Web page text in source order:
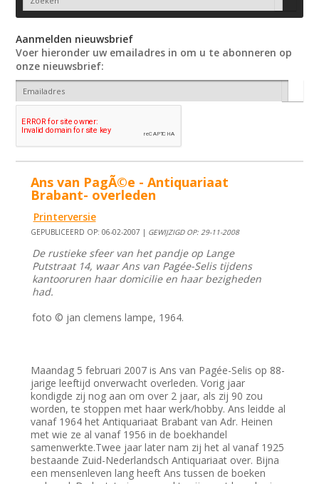
Aanmelden nieuwsbrief
Voer hieronder uw emailadres in om u te abonneren op
onze nieuwsbrief:
Ans van PagÃ©e - Antiquariaat
Brabant- overleden
Printerversie
GEPUBLICEERD OP: 06-02-2007 | GEWIJZIGD OP: 29-11-2008
De rustieke sfeer van het pandje op Lange
Putstraat 14, waar Ans van Pagée-Selis tijdens
kantooruren haar domicilie en haar bezigheden
had.
foto © jan clemens lampe, 1964.
Maandag 5 februari 2007 is Ans van Pagée-Selis op 88-
jarige leeftijd onverwacht overleden. Vorig jaar
kondigde zij nog aan om over 2 jaar, als zij 90 zou
worden, te stoppen met haar werk/hobby. Ans leidde al
vanaf 1964 het Antiquariaat Brabant van Adr. Heinen
met wie ze al vanaf 1956 in de boekhandel
samenwerkte.Twee jaar later nam zij het al vanaf 1925
bestaande Zuid-Nederlandsch Antiquariaat over. Bijna
een mensenleven lang heeft Ans tussen de boeken